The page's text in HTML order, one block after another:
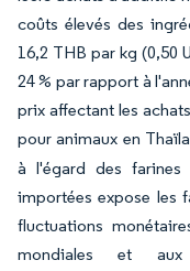
coûts élevés des
16,2 THB par kg (0,50
24 % par rapport à
prix affectant les
pour animaux en
à l'égard des farines
importées expose les
fluctuations
mondiales et aux